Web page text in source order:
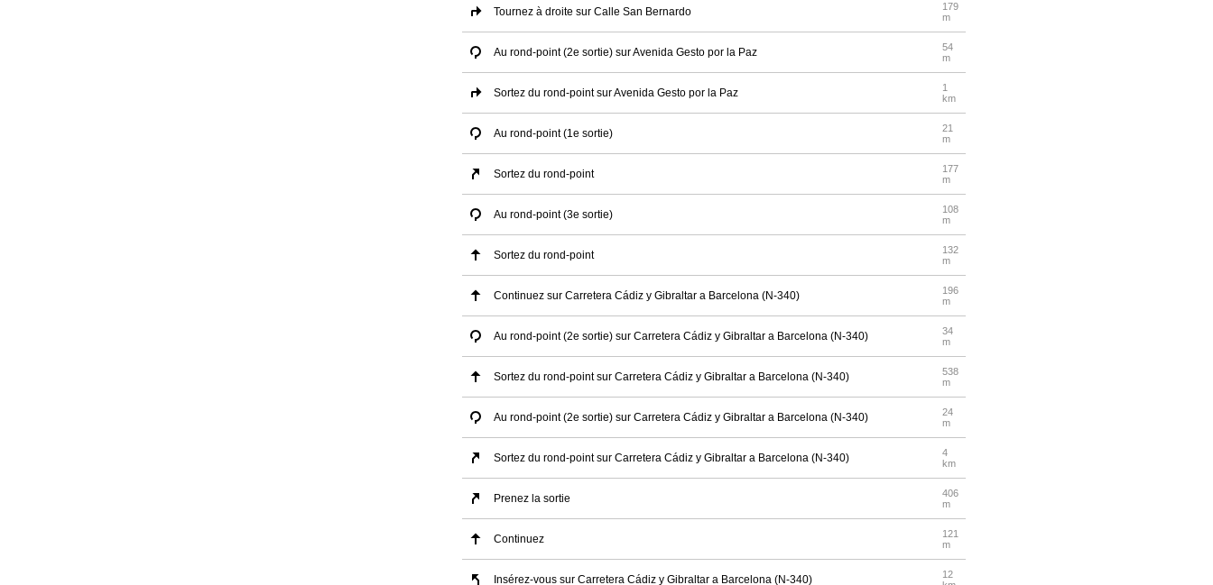
Tournez à droite sur Calle San Bernardo
179
m
Au rond-point (2e sortie) sur Avenida Gesto por la Paz
54
m
Sortez du rond-point sur Avenida Gesto por la Paz
1
km
Au rond-point (1e sortie)
21
m
Sortez du rond-point
177
m
Au rond-point (3e sortie)
108
m
Sortez du rond-point
132
m
Continuez sur Carretera Cádiz y Gibraltar a Barcelona (N-340)
196
m
Au rond-point (2e sortie) sur Carretera Cádiz y Gibraltar a Barcelona (N-340)
34
m
Sortez du rond-point sur Carretera Cádiz y Gibraltar a Barcelona (N-340)
538
m
Au rond-point (2e sortie) sur Carretera Cádiz y Gibraltar a Barcelona (N-340)
24
m
Sortez du rond-point sur Carretera Cádiz y Gibraltar a Barcelona (N-340)
4
km
Prenez la sortie
406
m
Continuez
121
m
Insérez-vous sur Carretera Cádiz y Gibraltar a Barcelona (N-340)
12